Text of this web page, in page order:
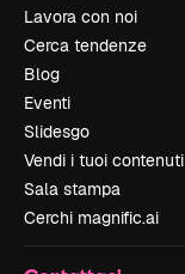
Lavora con noi
Cerca tendenze
Blog
Eventi
Slidesgo
Vendi i tuoi contenuti
Sala stampa
Cerchi magnific.ai